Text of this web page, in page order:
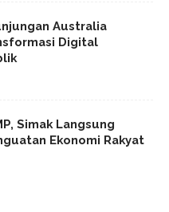
Australia
Digital
Simak Langsung
Ekonomi Rakyat